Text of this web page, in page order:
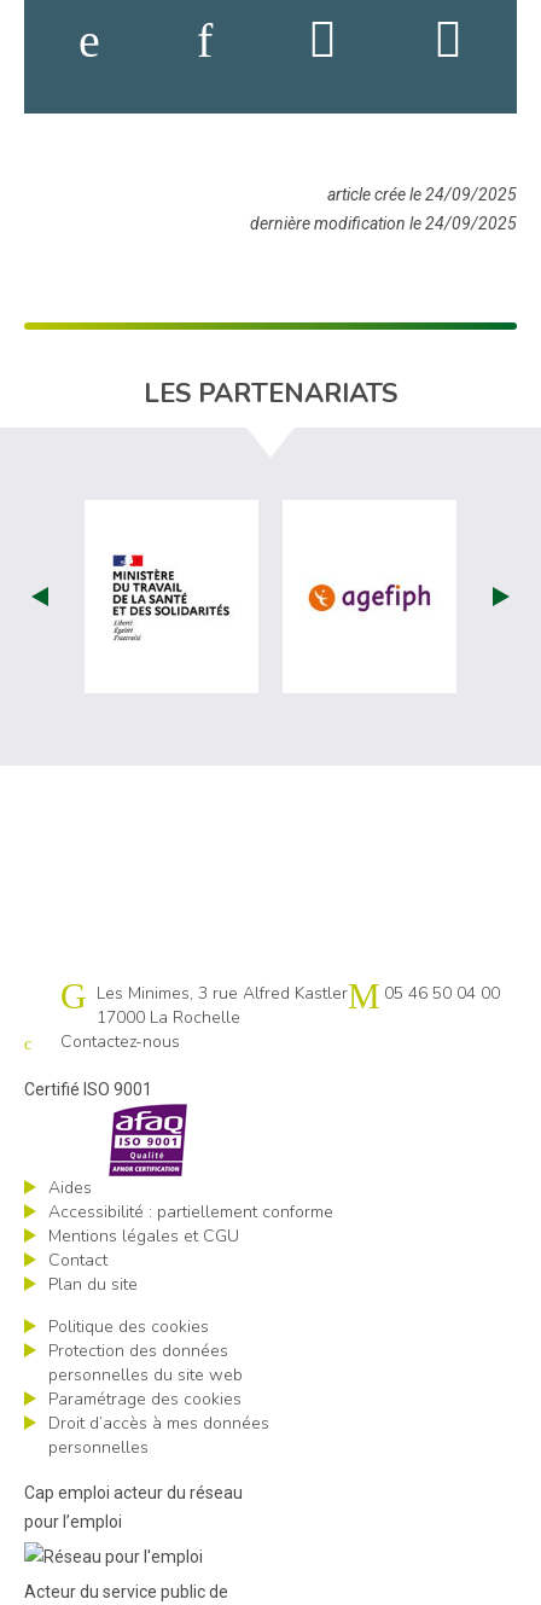
article crée le 24/09/2025
dernière modification le 24/09/2025
LES PARTENARIATS
visiter les site de Ministère du travail
visiter les
Cap emploi 17
Les Minimes, 3 rue Alfred Kastler
17000 La Rochelle
05 46 50 04 00
Contactez-nous
Certifié ISO 9001
Aides
Accessibilité : partiellement conforme
Mentions légales et CGU
Contact
Plan du site
Politique des cookies
Protection des données
personnelles du site web
Paramétrage des cookies
Droit d’accès à mes données
personnelles
Cap emploi acteur du réseau
pour l’emploi
Acteur du service public de